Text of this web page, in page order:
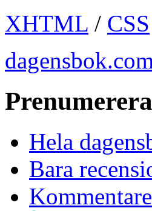
XHTML / CSS
Hela
Bara